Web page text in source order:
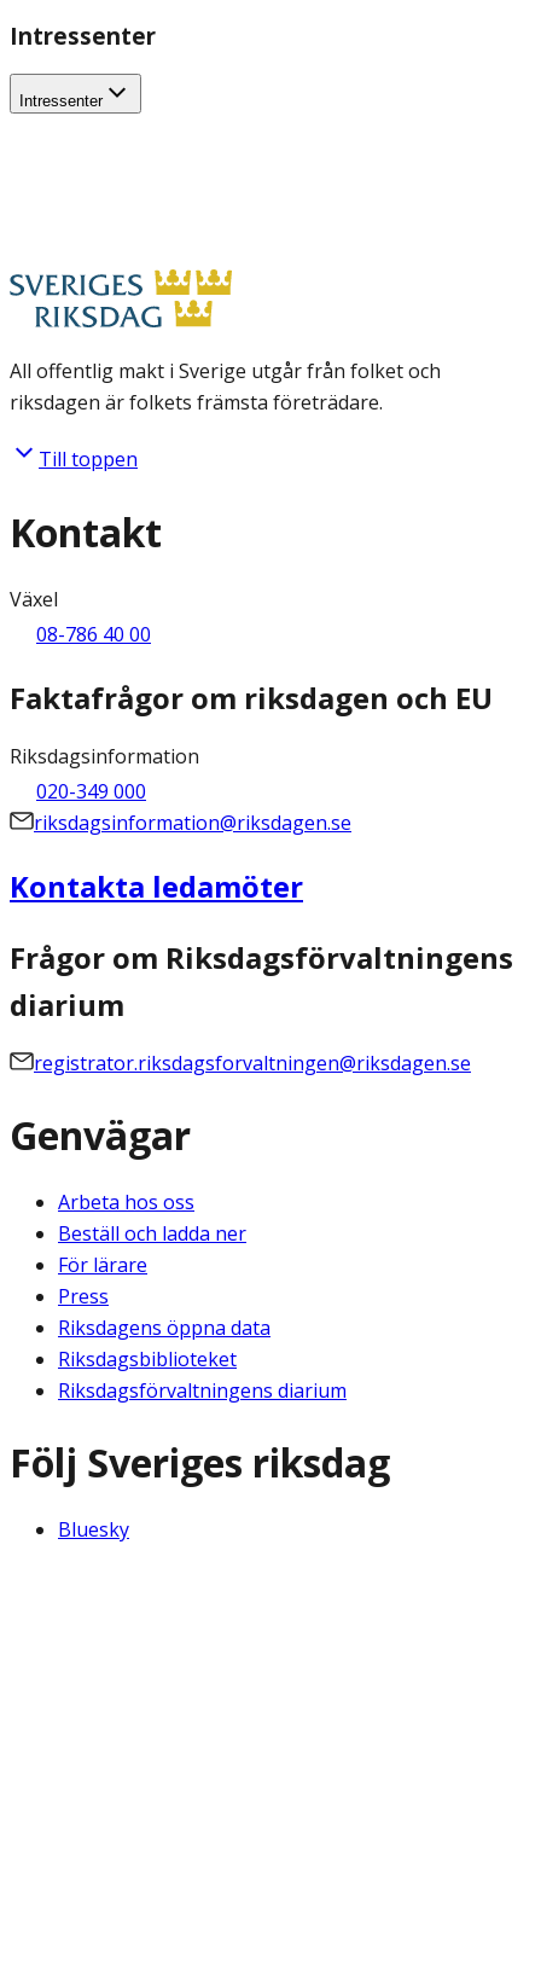
Intressenter
Intressenter
All offentlig makt i Sverige utgår från folket och
riksdagen är folkets främsta företrädare.
Till toppen
Kontakt
Växel
08-786 40 00
Faktafrågor om riksdagen och EU
Riksdagsinformation
020-349 000
riksdagsinformation@riksdagen.se
Kontakta ledamöter
Frågor om Riksdagsförvaltningens
diarium
registrator.riksdagsforvaltningen@riksdagen.se
Genvägar
Arbeta hos oss
Beställ och ladda ner
För lärare
Press
Riksdagens öppna data
Riksdagsbiblioteket
Riksdagsförvaltningens diarium
Följ Sveriges riksdag
Bluesky